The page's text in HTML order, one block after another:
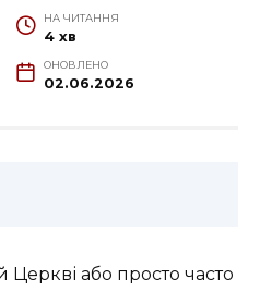
НА ЧИТАННЯ
4 хв
ОНОВЛЕНО
02.06.2026
або просто часто